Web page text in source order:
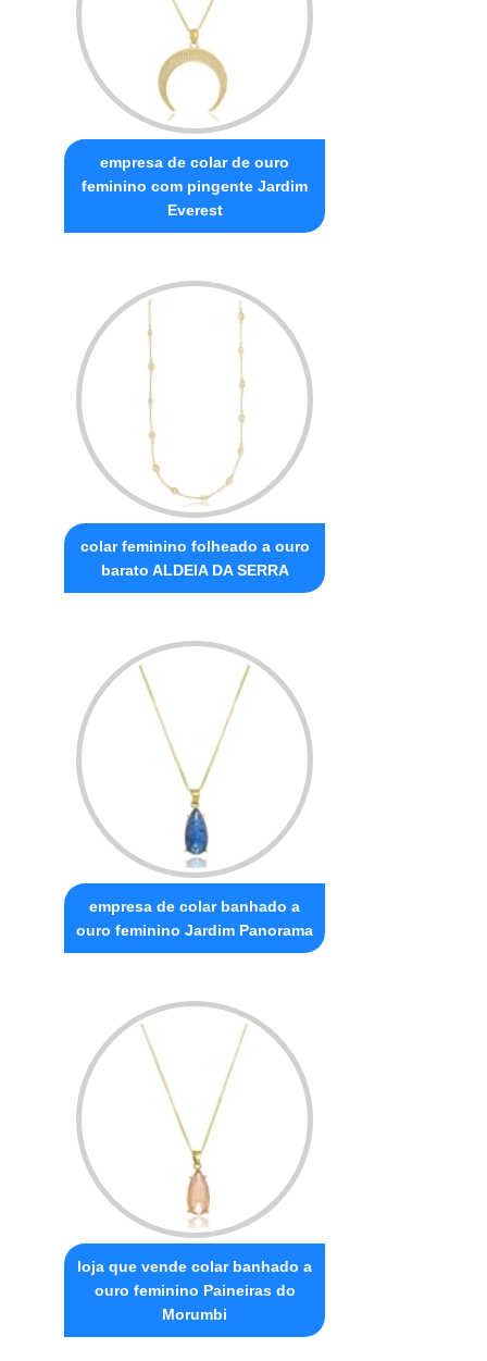
empresa de colar de ouro
feminino com pingente Jardim
Everest
colar feminino folheado a ouro
barato ALDEIA DA SERRA
empresa de colar banhado a
ouro feminino Jardim Panorama
loja que vende colar banhado a
ouro feminino Paineiras do
Morumbi